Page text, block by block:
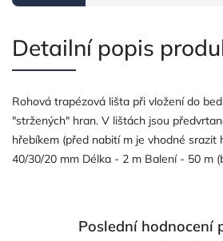
Detailní popis
Rohová trapézová lišta při vložení do
"stržených" hran. V lištách jsou
hřebíkem (před nabití m je vhodné srazit
40/30/20 mm Délka - 2 m Balení - 50 m
Poslední hodnocení